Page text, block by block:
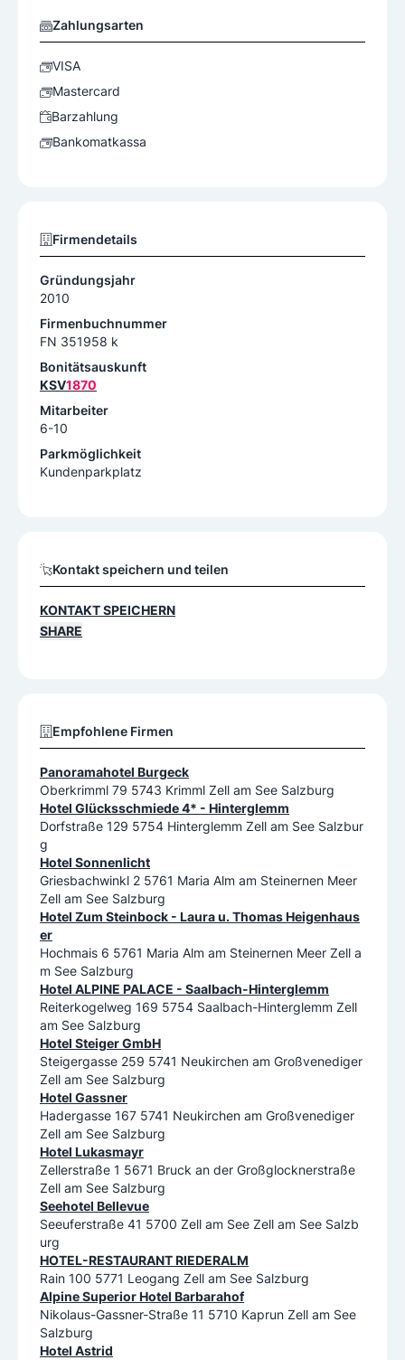
Zahlungsarten
VISA
Mastercard
Barzahlung
Bankomatkassa
Firmendetails
Gründungsjahr
2010
Firmenbuchnummer
FN 351958 k
Bonitätsauskunft
KSV1870
Mitarbeiter
6-10
Parkmöglichkeit
Kundenparkplatz
Kontakt speichern und teilen
KONTAKT SPEICHERN
SHARE
Empfohlene Firmen
Panoramahotel Burgeck
Oberkrimml 79 5743 Krimml Zell am See Salzburg
Hotel Glücksschmiede 4* - Hinterglemm
Dorfstraße 129 5754 Hinterglemm Zell am See Salzbur
g
Hotel Sonnenlicht
Griesbachwinkl 2 5761 Maria Alm am Steinernen Meer
Zell am See Salzburg
Hotel Zum Steinbock - Laura u. Thomas Heigenhaus
er
Hochmais 6 5761 Maria Alm am Steinernen Meer Zell a
m See Salzburg
Hotel ALPINE PALACE - Saalbach-Hinterglemm
Reiterkogelweg 169 5754 Saalbach-Hinterglemm Zell
am See Salzburg
Hotel Steiger GmbH
Steigergasse 259 5741 Neukirchen am Großvenediger
Zell am See Salzburg
Hotel Gassner
Hadergasse 167 5741 Neukirchen am Großvenediger
Zell am See Salzburg
Hotel Lukasmayr
Zellerstraße 1 5671 Bruck an der Großglocknerstraße
Zell am See Salzburg
Seehotel Bellevue
Seeuferstraße 41 5700 Zell am See Zell am See Salzb
urg
HOTEL-RESTAURANT RIEDERALM
Rain 100 5771 Leogang Zell am See Salzburg
Alpine Superior Hotel Barbarahof
Nikolaus-Gassner-Straße 11 5710 Kaprun Zell am See
Salzburg
Hotel Astrid